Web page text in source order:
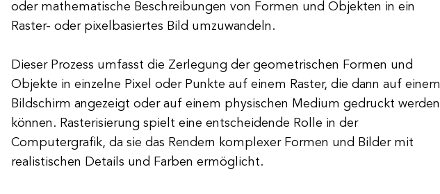
oder mathematische Beschreibungen von Formen und Objekten in ein
Raster- oder pixelbasiertes Bild umzuwandeln.
Dieser Prozess umfasst die Zerlegung der geometrischen Formen und
Objekte in einzelne Pixel oder Punkte auf einem Raster, die dann auf einem
Bildschirm angezeigt oder auf einem physischen Medium gedruckt werden
können. Rasterisierung spielt eine entscheidende Rolle in der
Computergrafik, da sie das Rendern komplexer Formen und Bilder mit
realistischen Details und Farben ermöglicht.